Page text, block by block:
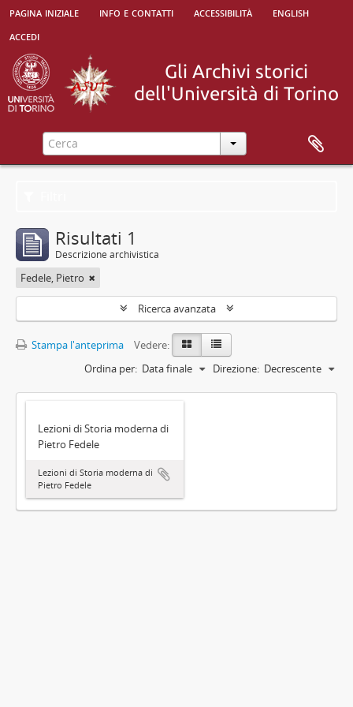
pagina iniziale info e contatti accessibilità
english
accedi
Risultati 1
Descrizione archivistica
Fedele, Pietro
Ricerca avanzata
Stampa l'anteprima
Vedere:
Ordina per: Data finale Direzione: Decrescente
Lezioni di Storia moderna di
Pietro Fedele
Lezioni di Storia moderna di
Pietro Fedele